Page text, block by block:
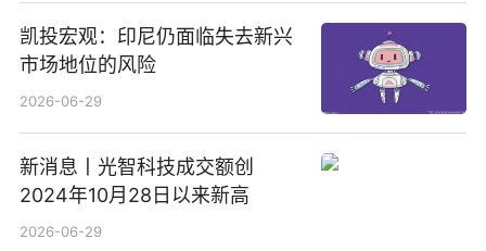
凯投宏观：印尼仍面临失去新兴
市场地位的风险
2026-06-29
新消息丨光智科技成交额创
2024年10月28日以来新高
2026-06-29